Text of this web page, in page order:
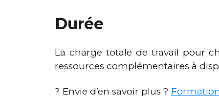
Durée
La charge totale de travail pour
ressources complémentaires à
? Envie d’en savoir plus ?